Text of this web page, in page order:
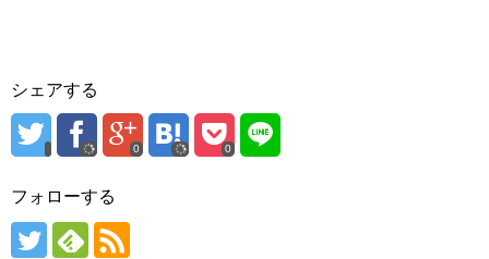
シェアする
0 0
フォローする